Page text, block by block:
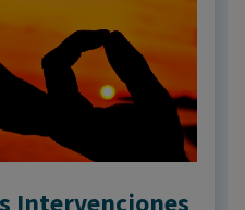
Intervenciones